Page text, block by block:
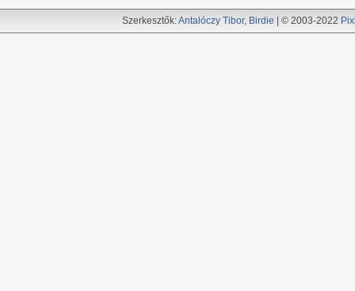
Szerkesztők:Antalóczy Tibor, Birdie | © 2003-2022